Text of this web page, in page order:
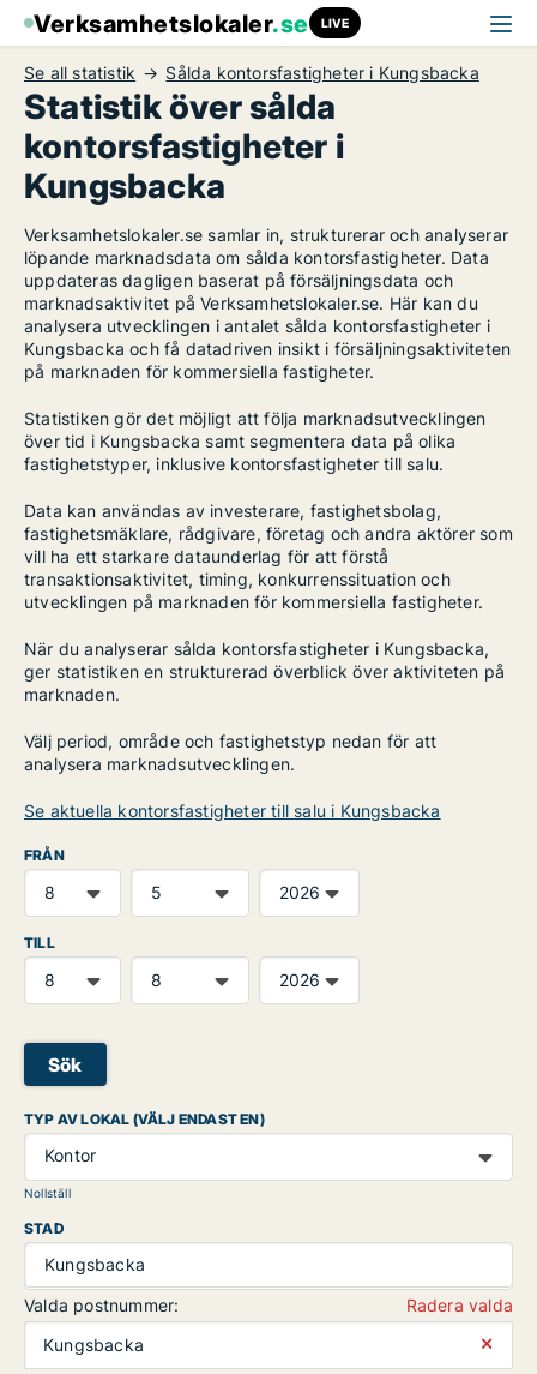
Verksamhetslokaler.se LIVE
Se all statistik Sålda kontorsfastigheter i Kungsbacka
Statistik över sålda
kontorsfastigheter i
Kungsbacka
Verksamhetslokaler.se samlar in, strukturerar och analyserar
löpande marknadsdata om sålda kontorsfastigheter. Data
uppdateras dagligen baserat på försäljningsdata och
marknadsaktivitet på Verksamhetslokaler.se. Här kan du
analysera utvecklingen i antalet sålda kontorsfastigheter i
Kungsbacka och få datadriven insikt i försäljningsaktiviteten
på marknaden för kommersiella fastigheter.
Statistiken gör det möjligt att följa marknadsutvecklingen
över tid i Kungsbacka samt segmentera data på olika
fastighetstyper, inklusive kontorsfastigheter till salu.
Data kan användas av investerare, fastighetsbolag,
fastighetsmäklare, rådgivare, företag och andra aktörer som
vill ha ett starkare dataunderlag för att förstå
transaktionsaktivitet, timing, konkurrenssituation och
utvecklingen på marknaden för kommersiella fastigheter.
När du analyserar sålda kontorsfastigheter i Kungsbacka,
ger statistiken en strukturerad överblick över aktiviteten på
marknaden.
Välj period, område och fastighetstyp nedan för att
analysera marknadsutvecklingen.
Se aktuella kontorsfastigheter till salu i Kungsbacka
FRÅN
TILL
Sök
TYP AV LOKAL (VÄLJ ENDAST EN)
Kontor
Nollställ
STAD
Kungsbacka
Valda postnummer:
Radera valda
Kungsbacka
⨯